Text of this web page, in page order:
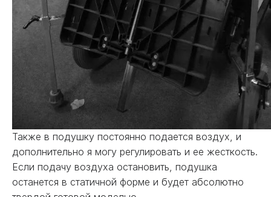
Также в подушку постоянно подается воздух, и
дополнительно я могу регулировать и ее жесткость.
Если подачу воздуха остановить, подушка
останется в статичной форме и будет абсолютно